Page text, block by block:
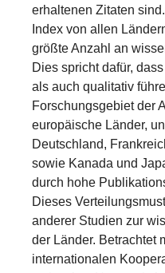
erhaltenen Zitaten
Index von allen
größte Anzahl an
Dies spricht dafür,
als auch qualitativ
Forschungsgebiet der
europäische Länder,
Deutschland,
sowie Kanada und
durch hohe
Dieses
anderer Studien zur
der Länder. Betrachtet
internationalen